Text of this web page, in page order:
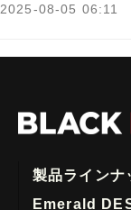
2025-08-05 06:11
製品ラインナ
Emerald